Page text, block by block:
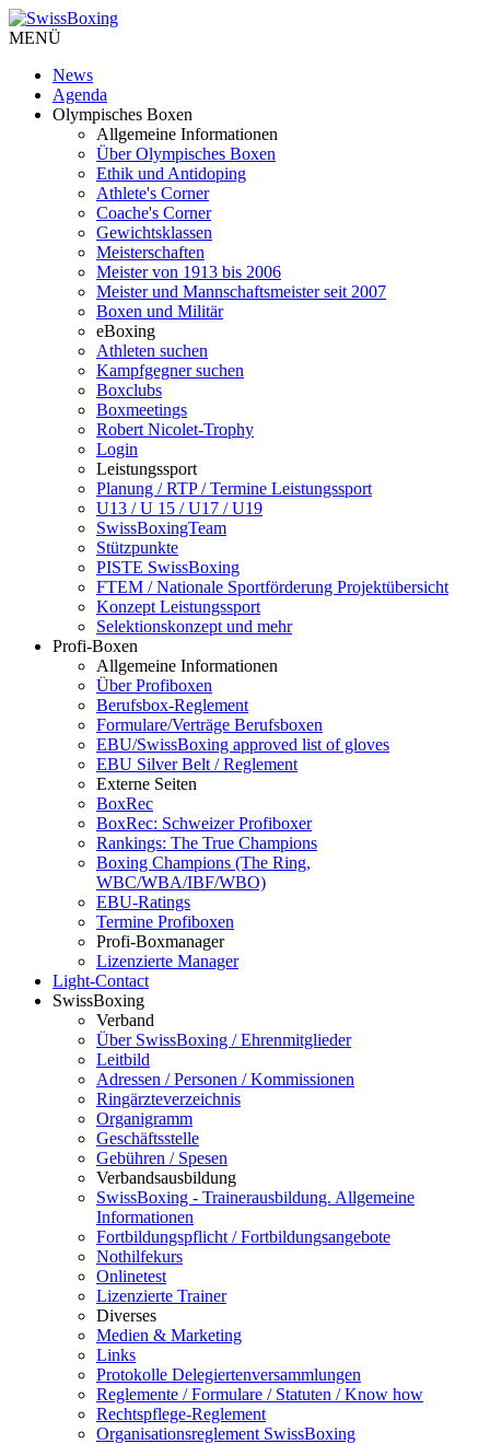
MENÜ
News
Agenda
Olympisches Boxen
Allgemeine Informationen
Über Olympisches Boxen
Ethik und Antidoping
Athlete's Corner
Coache's Corner
Gewichtsklassen
Meisterschaften
Meister von 1913 bis 2006
Meister und Mannschaftsmeister seit 2007
Boxen und Militär
eBoxing
Athleten suchen
Kampfgegner suchen
Boxclubs
Boxmeetings
Robert Nicolet-Trophy
Login
Leistungssport
Planung / RTP / Termine Leistungssport
U13 / U 15 / U17 / U19
SwissBoxingTeam
Stützpunkte
PISTE SwissBoxing
FTEM / Nationale Sportförderung Projektübersicht
Konzept Leistungssport
Selektionskonzept und mehr
Profi-Boxen
Allgemeine Informationen
Über Profiboxen
Berufsbox-Reglement
Formulare/Verträge Berufsboxen
EBU/SwissBoxing approved list of gloves
EBU Silver Belt / Reglement
Externe Seiten
BoxRec
BoxRec: Schweizer Profiboxer
Rankings: The True Champions
Boxing Champions (The Ring,
WBC/WBA/IBF/WBO)
EBU-Ratings
Termine Profiboxen
Profi-Boxmanager
Lizenzierte Manager
Light-Contact
SwissBoxing
Verband
Über SwissBoxing / Ehrenmitglieder
Leitbild
Adressen / Personen / Kommissionen
Ringärzteverzeichnis
Organigramm
Geschäftsstelle
Gebühren / Spesen
Verbandsausbildung
SwissBoxing - Trainerausbildung. Allgemeine
Informationen
Fortbildungspflicht / Fortbildungsangebote
Nothilfekurs
Onlinetest
Lizenzierte Trainer
Diverses
Medien & Marketing
Links
Protokolle Delegiertenversammlungen
Reglemente / Formulare / Statuten / Know how
Rechtspflege-Reglement
Organisationsreglement SwissBoxing